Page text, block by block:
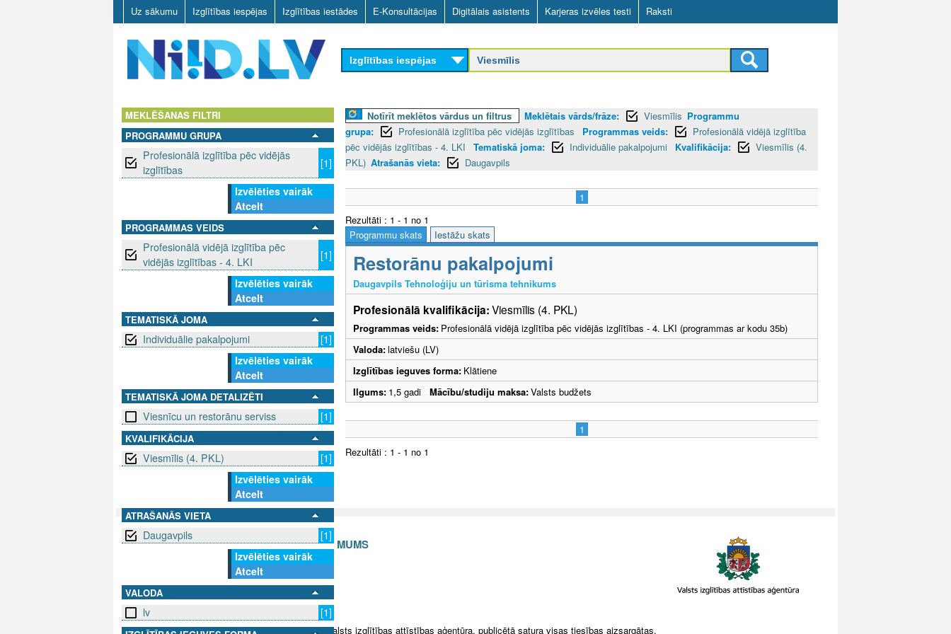
Skip
to
main
content
Uz sākumu Izglītības iespējas Izglītības iestādes E-Konsultācijas Digitālais asistents Karjeras izvēles testi Raksti
D
L
Izglītības iespējas
MEKLĒŠANAS FILTRI
PROGRAMMU GRUPA
Profesionālā izglītība pēc vidējās
izglītības
[1]
Izvēlēties vairāk
Atcelt
PROGRAMMAS VEIDS
Profesionālā vidējā izglītība pēc
vidējās izglītības - 4. LKI
[1]
Izvēlēties vairāk
Atcelt
TEMATISKĀ JOMA
Individuālie pakalpojumi
[1]
Izvēlēties vairāk
Atcelt
TEMATISKĀ JOMA DETALIZĒTI
Viesnīcu un restorānu serviss [1]
KVALIFIKĀCIJA
Viesmīlis (4. PKL)
[1]
Izvēlēties vairāk
Atcelt
ATRAŠANĀS VIETA
Daugavpils
[1]
Izvēlēties vairāk
Atcelt
VALODA
lv [1]
Notīrīt meklētos vārdus un filtrus Meklētais vārds/frāze: Viesmīlis Programmu
grupa:
Profesionālā izglītība pēc vidējās izglītības Programmas veids:
Profesionālā vidējā izglītība
pēc vidējās izglītības - 4. LKI
Tematiskā joma: Individuālie pakalpojumi Kvalifikācija:
Viesmīlis (4.
PKL) Atrašanās vieta: Daugavpils
1
Rezultāti : 1 - 1 no 1
Programmu skats
Iestāžu skats
Restorānu pakalpojumi
Daugavpils Tehnoloģiju un tūrisma tehnikums
Profesionālā kvalifikācija:Viesmīlis (4. PKL)
Programmas veids: Profesionālā vidējā izglītība pēc vidējās izglītības - 4. LKI (programmas ar kodu 35b)
Valoda:latviešu (LV)
Izglītības ieguves forma: Klātiene
Ilgums: 1,5 gadi Mācību/studiju maksa:Valsts budžets
1
Rezultāti : 1 - 1 no 1
SEKO MUMS SAZINIES AR MUMS
© 2025 Valsts izglītības attīstības aģentūra, publicētā satura visas tiesības aizsargātas.